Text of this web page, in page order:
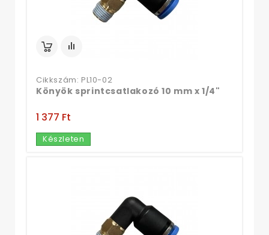
Cikkszám: PL10-02
Könyök sprintcsatlakozó 10 mm x 1/4"
1 377 Ft‎
Készleten